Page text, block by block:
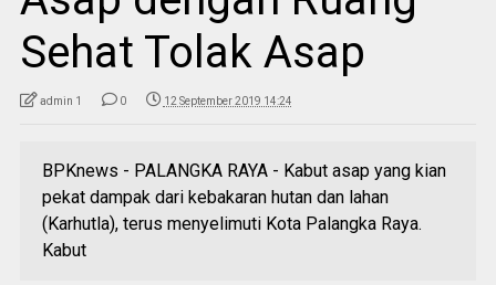
Sehat Tolak Asap
admin 1 0 12 September 2019 14:24
BPKnews - PALANGKA RAYA - Kabut asap yang kian
pekat dampak dari kebakaran hutan dan lahan
(Karhutla), terus menyelimuti Kota Palangka Raya.
Kabut